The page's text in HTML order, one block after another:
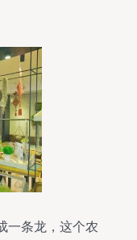
一条龙，这个农